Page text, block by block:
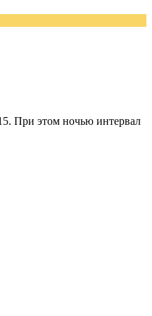
При этом ночью интервал